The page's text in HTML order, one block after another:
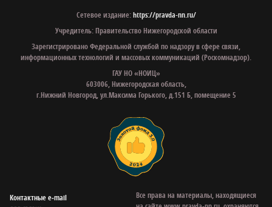
Сетевое издание:https://pravda-nn.ru/
Учредитель: Правительство Нижегородской области
Зарегистрировано Федеральной службой по надзору в сфере связи,
информационных технологий и массовых коммуникаций (Роскомнадзор).
ГАУ НО «НОИЦ»
603006, Нижегородская область,
г.Нижний Новгород, ул.Максима Горького, д.151 Б, помещение 5
Контактные e‑mail
Все права на материалы, находящиеся